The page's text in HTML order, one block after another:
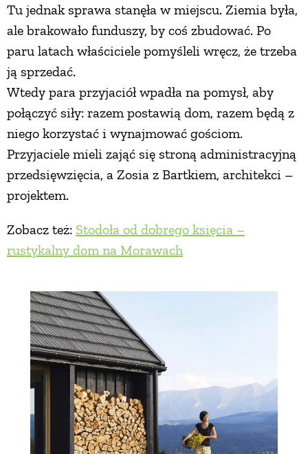
Tu jednak sprawa stanęła w miejscu. Ziemia była,
ale brakowało funduszy, by coś zbudować. Po
paru latach właściciele pomyśleli wręcz, że trzeba
ją sprzedać.
Wtedy para przyjaciół wpadła na pomysł, aby
połączyć siły: razem postawią dom, razem będą z
niego korzystać i wynajmować gościom.
Przyjaciele mieli zająć się stroną administracyjną
przedsięwzięcia, a Zosia z Bartkiem, architekci –
projektem.
Zobacz też: Stodoła od dobrego księcia –
rustykalny dom na Morawach